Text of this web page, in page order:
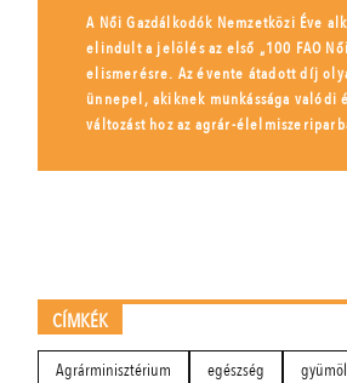
A Női Gazdálkodók Nemzetközi Éve
elindult a jelölés az első „100 FAO
elismerésre. Az évente átadott díj
ünnepel, akiknek munkássága valódi
változást hoz az agrár-
CÍMKÉK
Agrárminisztérium egészség